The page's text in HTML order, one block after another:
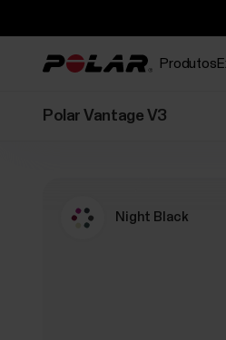
Produtos
Polar Vantage V3
Night Black